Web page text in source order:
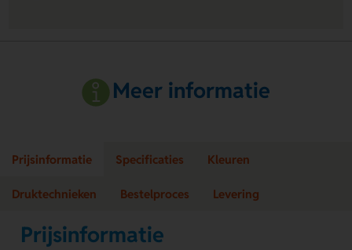
Meer informatie
Prijsinformatie Specificaties Kleuren
Druktechnieken Bestelproces Levering
Prijsinformatie